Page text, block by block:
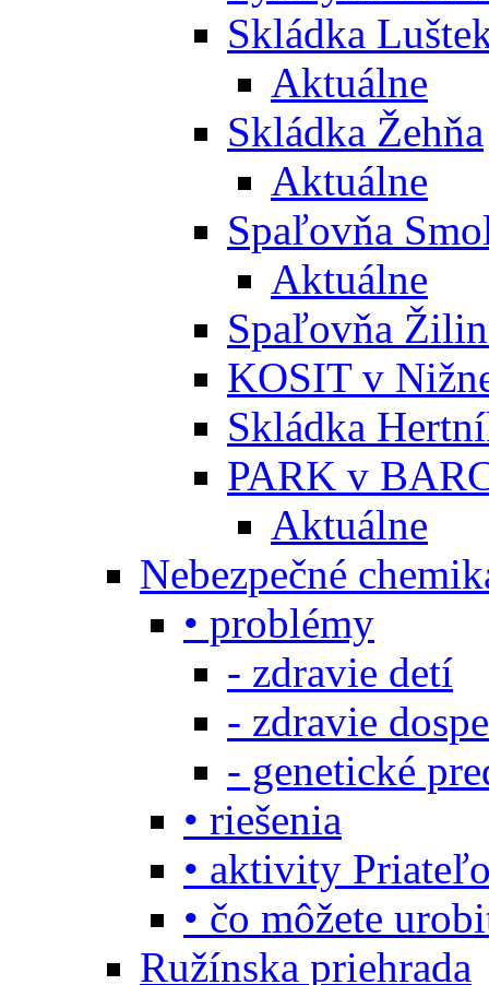
Skládka
Aktuálne
Skládka Žehňa
Aktuálne
Spaľovňa
Aktuálne
Spaľovňa
KOSIT v
Skládka
PARK v
Aktuálne
Nebezpečné
• problémy
- zdravie detí
- zdravie
- genetické
• riešenia
• aktivity
• čo môžete
Ružínska priehrada